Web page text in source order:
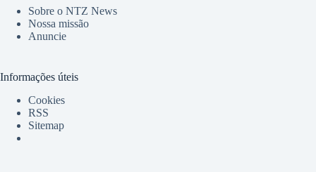
Sobre o NTZ News
Nossa missão
Anuncie
Informações úteis
Cookies
RSS
Sitemap